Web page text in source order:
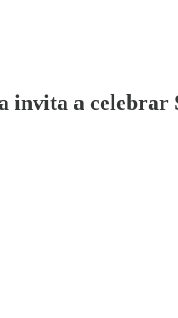
invita a celebrar